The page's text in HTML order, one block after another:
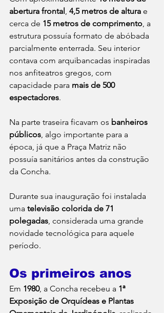
abertura frontal, 4,5 metros de altura e
cerca de 15 metros de comprimento, a
estrutura possuía formato de abóbada
parcialmente enterrada. Seu interior
contava com arquibancadas inspiradas
nos anfiteatros gregos, com
capacidade para mais de 500
espectadores.
Na parte traseira ficavam os banheiros
públicos, algo importante para a
época, já que a Praça Matriz não
possuía sanitários antes da construção
da Concha.
Durante sua inauguração foi instalada
uma televisão colorida de 71
polegadas, considerada uma grande
novidade tecnológica para aquele
período.
Os primeiros anos
Em 1980, a Concha recebeu a 1ª
Exposição de Orquídeas e Plantas